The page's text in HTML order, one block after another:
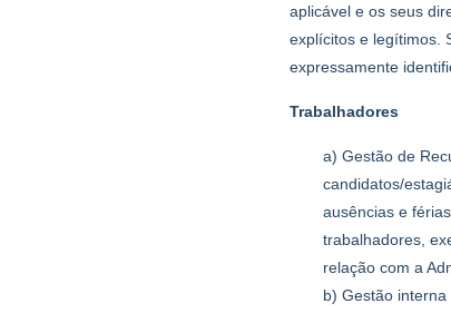
aplicável e os seus
explícitos e legítimos.
expressamente
Trabalhadores
a) Gestão de
candidatos/
ausências e
trabalhadores,
relação com a
b) Gestão